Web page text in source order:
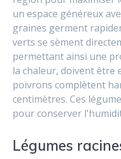
un espace généreux
graines germent
verts se sèment
permettant ainsi une
la chaleur, doivent être
poivrons complètent
centimètres. Ces
pour conserver
Légumes